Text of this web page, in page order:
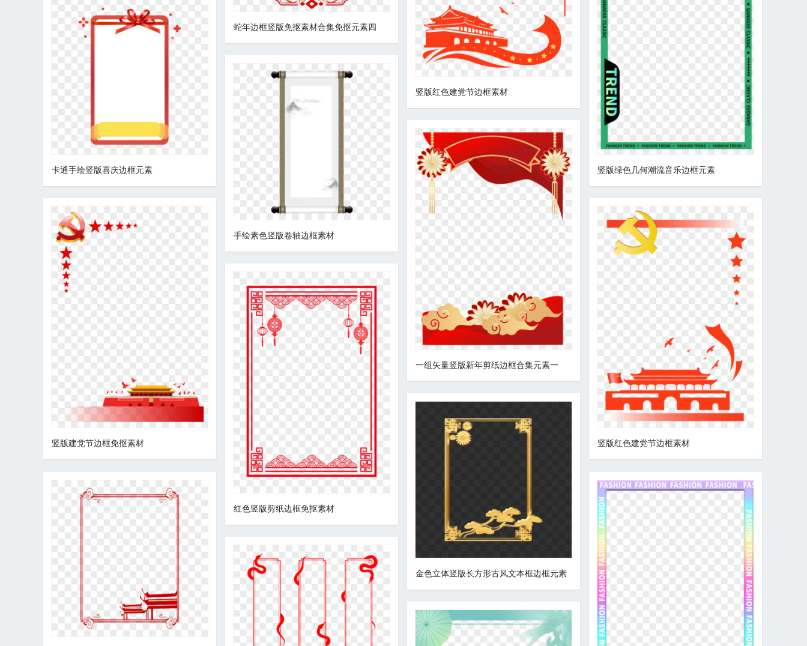
蛇年边框竖版免抠素材合集免抠元素四
竖版红色建党节边框素材
竖版绿色几何潮流音乐边框元素
卡通手绘竖版喜庆边框元素
手绘素色竖版卷轴边框素材
一组矢量竖版新年剪纸边框合集元素一
竖版建党节边框免抠素材 竖版红色建党节边框素材
红色竖版剪纸边框免抠素材
金色立体竖版长方形古风文本框边框元素